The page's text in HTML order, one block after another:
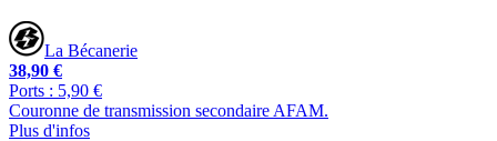
La Bécanerie
38,90 €
Ports : 5,90 €
Couronne de transmission secondaire AFAM.
Plus d'infos